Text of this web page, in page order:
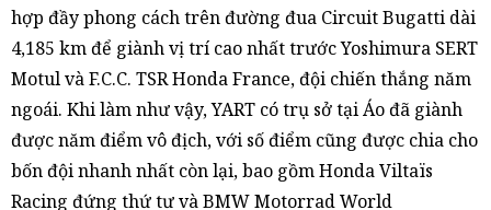
hợp đầy phong cách trên đường đua Circuit Bugatti dài
4,185 km để giành vị trí cao nhất trước Yoshimura SERT
Motul và F.C.C. TSR Honda France, đội chiến thắng năm
ngoái. Khi làm như vậy, YART có trụ sở tại Áo đã giành
được năm điểm vô địch, với số điểm cũng được chia cho
bốn đội nhanh nhất còn lại, bao gồm Honda Viltaïs
Racing đứng thứ tư và BMW Motorrad World